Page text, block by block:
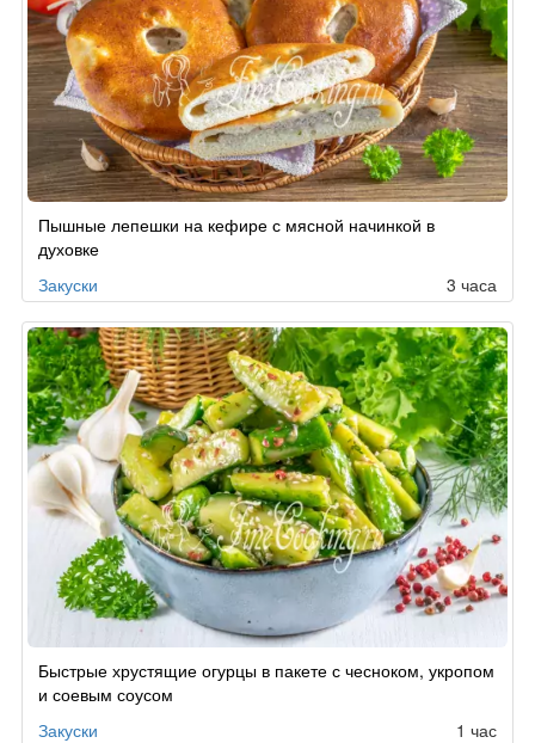
Пышные лепешки на кефире с мясной начинкой в
духовке
Закуски
3 часа
Быстрые хрустящие огурцы в пакете с чесноком, укропом
и соевым соусом
Закуски
1 час